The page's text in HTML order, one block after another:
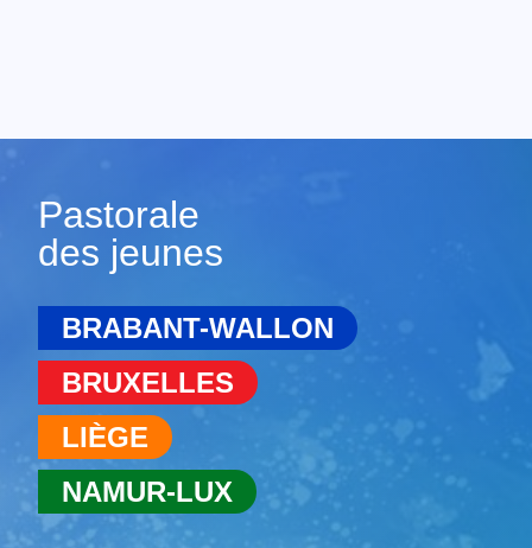
Pastorale
des jeunes
BRABANT-WALLON
BRUXELLES
LIÈGE
NAMUR-LUX